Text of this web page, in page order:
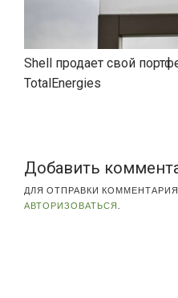
Shell продает свой
TotalEnergies
Добавить
ДЛЯ ОТПРАВКИ
АВТОРИЗОВАТЬСЯ